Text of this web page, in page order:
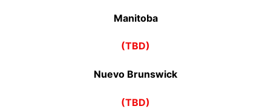
Manitoba
(TBD)
Nuevo Brunswick
(TBD)